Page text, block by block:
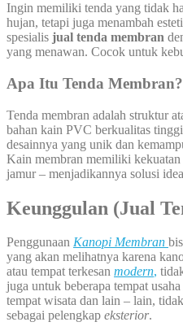
Ingin memiliki tenda yang tidak
hujan, tetapi juga menambah
spesialis jual tenda membran
yang menawan. Cocok untuk
Apa Itu Tenda Membran?
Tenda membran adalah struktur
bahan kain PVC berkualitas
desainnya yang unik dan
Kain membran memiliki
jamur – menjadikannya solusi
Keunggulan (Jual
Penggunaan Kanopi Membran
yang akan melihatnya karena
atau tempat terkesan modern,
juga untuk beberapa tempat
tempat wisata dan lain – lain,
sebagai pelengkap eksterior.